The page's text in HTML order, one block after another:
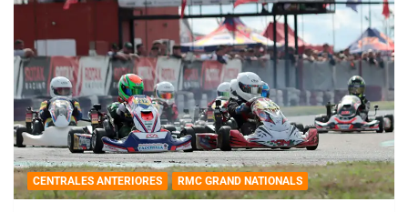
CENTRALES ANTERIORES RMC GRAND NATIONALS